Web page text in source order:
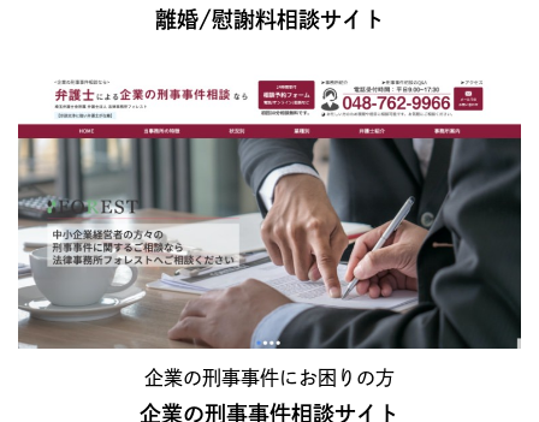
離婚/慰謝料相談サイト
企業の刑事事件にお困りの方
企業の刑事事件相談サイト